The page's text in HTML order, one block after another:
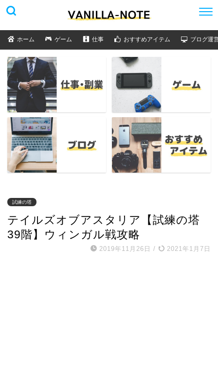
ホーム ゲーム 仕事 おすすめアイテム ブログ運
試練の塔
テイルズオブアスタリア【試練の塔
39階】ウィンガル戦攻略
2019年11月26日 / 2021年1月7日